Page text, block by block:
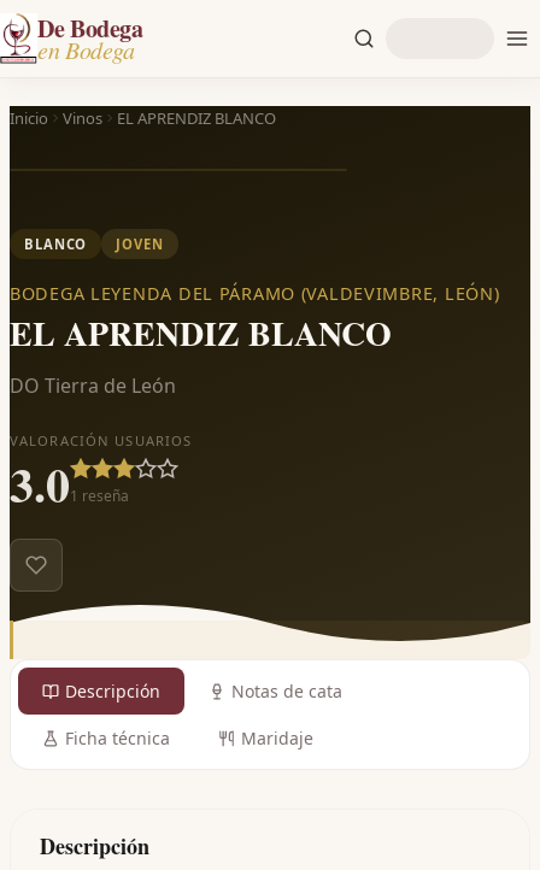
De Bodega
en Bodega
Inicio Vinos EL APRENDIZ BLANCO
BLANCO JOVEN
BODEGA LEYENDA DEL PÁRAMO (VALDEVIMBRE, LEÓN)
EL APRENDIZ BLANCO
DO Tierra de León
VALORACIÓN USUARIOS
3.01 reseña
Descripción Notas de cata
Ficha técnica Maridaje
Descripción